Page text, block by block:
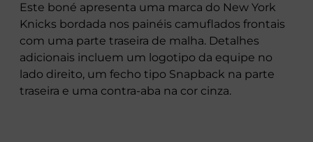
Este boné apresenta uma marca do New York
Knicks bordada nos painéis camuflados frontais
com uma parte traseira de malha. Detalhes
adicionais incluem um logotipo da equipe no
lado direito, um fecho tipo Snapback na parte
traseira e uma contra-aba na cor cinza.